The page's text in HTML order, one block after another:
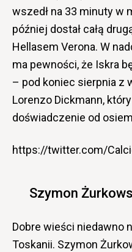
wszedł na 33 minuty w
później dostał całą
Hellasem Verona. W
ma pewności, że Iskra
– pod koniec sierpnia z
Lorenzo Dickmann,
doświadczenie od
https://twitter.com/
Szymon
Dobre wieści niedawno
Toskanii. Szymon